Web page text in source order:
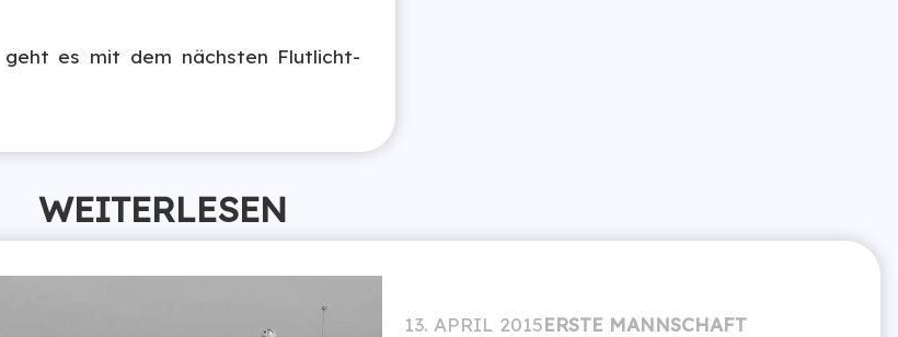
geht es mit dem nächsten Flutlicht-
WEITERLESEN
13. APRIL 2015ERSTE MANNSCHAFT